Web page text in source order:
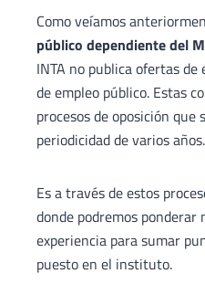
Como veíamos
público dependiente del
INTA no publica ofertas
de empleo público. Estas
procesos de oposición que
periodicidad de varios años.
Es a través de estos
donde podremos
experiencia para sumar
puesto en el instituto.